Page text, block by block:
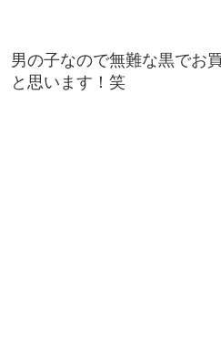
男の子なので無難な黒でお
と思います！笑